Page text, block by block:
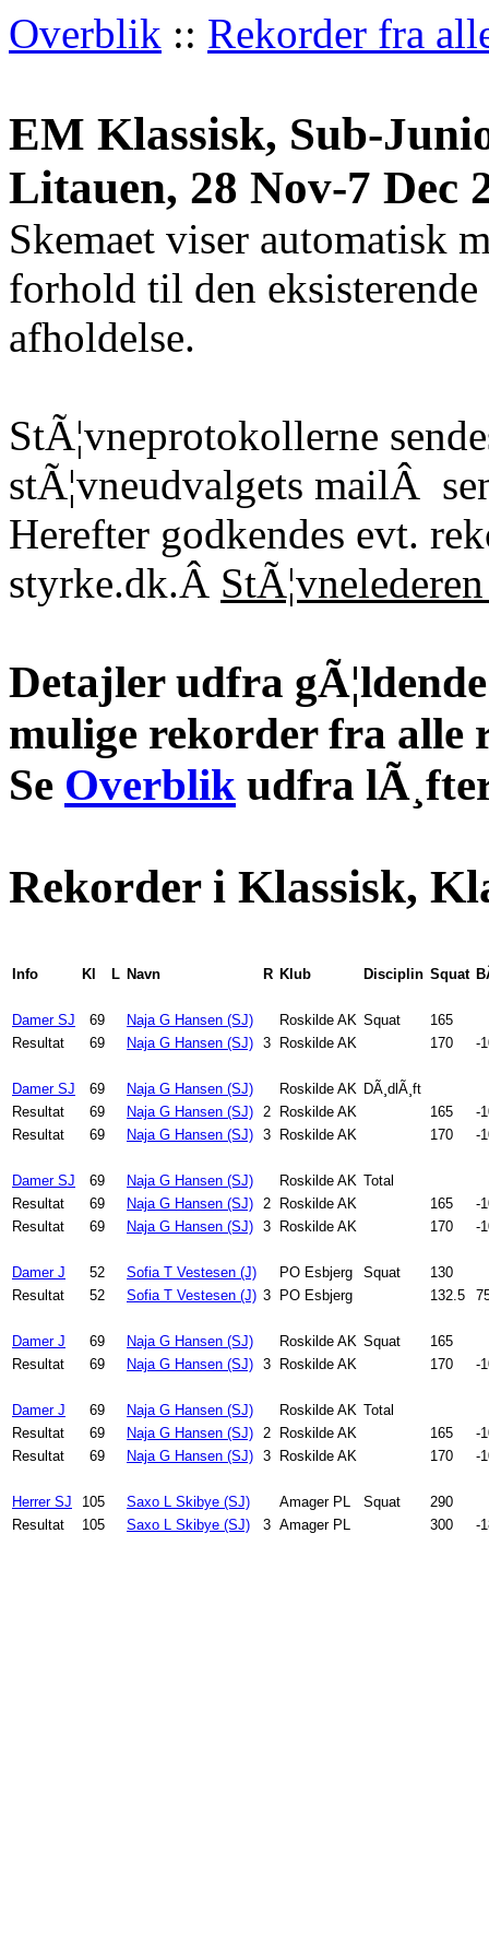
Overblik :: Rekorder fra
EM Klassisk, Sub-
Litauen, 28 Nov-7 Dec
Skemaet viser automatisk
forhold til den
afholdelse.
StÃ¦vneprotokollerne
stÃ¦vneudvalgets mailÂ
Herefter godkendes evt.
styrke.dk.Â
Detajler udfra
mulige rekorder fra alle
Se Overblik udfra
Rekorder i Klassisk,
Info Kl L Navn R Klub Disciplin Squat
Damer SJ 69 Naja G Hansen (SJ) Roskilde AK Squat 165
Resultat
69 Naja G Hansen (SJ) 3 Roskilde AK 170 -
Damer SJ 69 Naja G Hansen (SJ) Roskilde AK DÃ¸dlÃ¸ft
Resultat
69 Naja G Hansen (SJ) 2 Roskilde AK 165
-
Resultat
69 Naja G Hansen (SJ) 3 Roskilde AK 170 -
Damer SJ 69 Naja G Hansen (SJ) Roskilde AK Total
Resultat
69 Naja G Hansen (SJ) 2 Roskilde AK 165
-
Resultat
69 Naja G Hansen (SJ) 3 Roskilde AK 170 -
Damer J 52 Sofia T Vestesen (J) PO Esbjerg Squat 130
Resultat
52 Sofia T Vestesen (J) 3 PO Esbjerg 132.5
Damer J 69 Naja G Hansen (SJ) Roskilde AK Squat 165
Resultat
69 Naja G Hansen (SJ) 3 Roskilde AK 170 -
Damer J 69 Naja G Hansen (SJ) Roskilde AK Total
Resultat
69 Naja G Hansen (SJ) 2 Roskilde AK 165
-
Resultat
69 Naja G Hansen (SJ) 3 Roskilde AK 170 -
Herrer SJ 105 Saxo L Skibye (SJ) Amager PL Squat 290
Resultat
105 Saxo L Skibye (SJ) 3 Amager PL 300 -